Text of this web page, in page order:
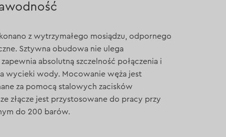
z wytrzymałego mosiądzu, odpornego
Sztywna obudowa nie ulega
absolutną szczelność połączenia i
wycieki wody. Mocowanie węża jest
za pomocą stalowych zacisków
złącze jest przystosowane do pracy przy
do 200 barów.